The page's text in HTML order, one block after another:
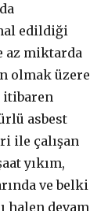
edildiği
az miktarda
olmak üzere
itibaren
asbest
ile çalışan
yıkım,
ve belki
halen devam